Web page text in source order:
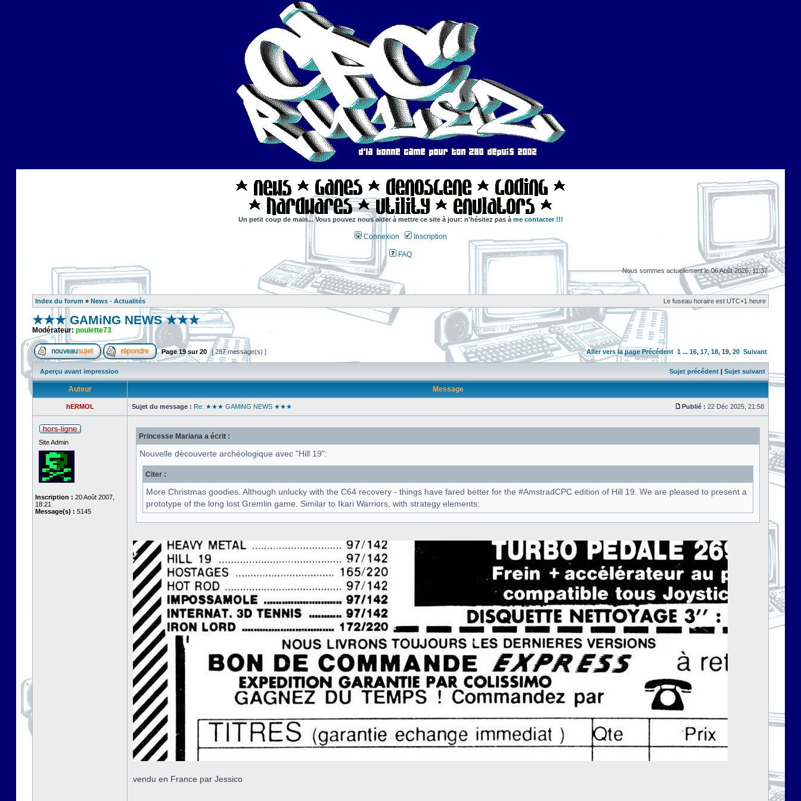
Un petit coup de main... Vous pouvez nous aider à mettre ce site à jour: n'hésitez pas à me contacter !!!
Connexion Inscription
FAQ
Nous sommes actuellement le 06 Août 2026, 11:37
Index du forum » News - Actualités Le fuseau horaire est UTC+1 heure
★★★ GAMiNG NEWS ★★★
Modérateur: poulette73
Page19sur20 [ 287 message(s) ] Aller vers la pagePrécédent 1 ... 16, 17, 18, 19, 20 Suivant
Aperçu avant impression Sujet précédent | Sujet suivant
Auteur Message
hERMOL Sujet du message : Re: ★★★ GAMiNG NEWS ★★★ Publié : 22 Déc 2025, 21:58
Site Admin
Inscription : 20 Août 2007,
18:21
Message(s) : 5145
Princesse Mariana a écrit :
Nouvelle découverte archéologique avec "Hill 19":
Citer :
More Christmas goodies. Although unlucky with the C64 recovery - things have fared better for the #AmstradCPC edition of Hill 19. We are pleased to present a
prototype of the long lost Gremlin game. Similar to Ikari Warriors, with strategy elements:
vendu en France par Jessico